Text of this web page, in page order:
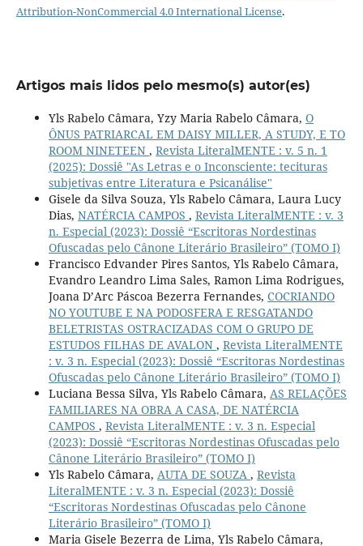
Attribution-NonCommercial 4.0 International License.
Artigos mais lidos pelo mesmo(s) autor(es)
Yls Rabelo Câmara, Yzy Maria Rabelo Câmara, O
ÔNUS PATRIARCAL EM DAISY MILLER, A STUDY, E TO
ROOM NINETEEN , Revista LiteralMENTE : v. 5 n. 1
(2025): Dossiê "As Letras e o Inconsciente: tecituras
subjetivas entre Literatura e Psicanálise"
Gisele da Silva Souza, Yls Rabelo Câmara, Laura Lucy
Dias, NATÉRCIA CAMPOS , Revista LiteralMENTE : v. 3
n. Especial (2023): Dossiê “Escritoras Nordestinas
Ofuscadas pelo Cânone Literário Brasileiro” (TOMO I)
Francisco Edvander Pires Santos, Yls Rabelo Câmara,
Evandro Leandro Lima Sales, Ramon Lima Rodrigues,
Joana D’Arc Páscoa Bezerra Fernandes, COCRIANDO
NO YOUTUBE E NA PODOSFERA E RESGATANDO
BELETRISTAS OSTRACIZADAS COM O GRUPO DE
ESTUDOS FILHAS DE AVALON , Revista LiteralMENTE
: v. 3 n. Especial (2023): Dossiê “Escritoras Nordestinas
Ofuscadas pelo Cânone Literário Brasileiro” (TOMO I)
Luciana Bessa Silva, Yls Rabelo Câmara, AS RELAÇÕES
FAMILIARES NA OBRA A CASA, DE NATÉRCIA
CAMPOS , Revista LiteralMENTE : v. 3 n. Especial
(2023): Dossiê “Escritoras Nordestinas Ofuscadas pelo
Cânone Literário Brasileiro” (TOMO I)
Yls Rabelo Câmara, AUTA DE SOUZA , Revista
LiteralMENTE : v. 3 n. Especial (2023): Dossiê
“Escritoras Nordestinas Ofuscadas pelo Cânone
Literário Brasileiro” (TOMO I)
Maria Gisele Bezerra de Lima, Yls Rabelo Câmara,